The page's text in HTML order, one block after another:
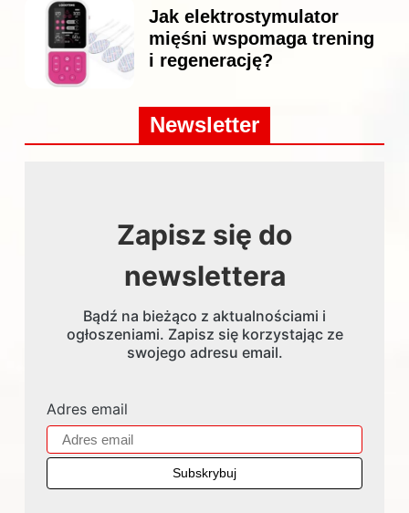
Jak elektrostymulator
mięśni wspomaga trening
i regenerację?
Newsletter
Zapisz się do
newslettera
Bądź na bieżąco z aktualnościami i
ogłoszeniami. Zapisz się korzystając ze
swojego adresu email.
Adres email